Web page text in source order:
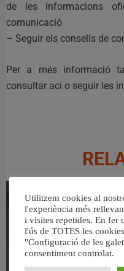
de les informacions
comunicació
– Seguir els consells de
Per a més informació
consultar ací o seguir les
Utilitzem cookies al
l'experiència més
i visites repetides. En fer
l'ús de TOTES les
"Configuració de les
consentiment controlat.